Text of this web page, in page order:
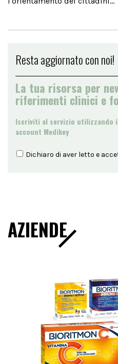
Resta aggiornato con noi!
La tua risorsa per
riferimenti clinici e
Iscriviti al servizio utilizzando
account Medikey
Dichiaro di aver letto e
AZIENDE